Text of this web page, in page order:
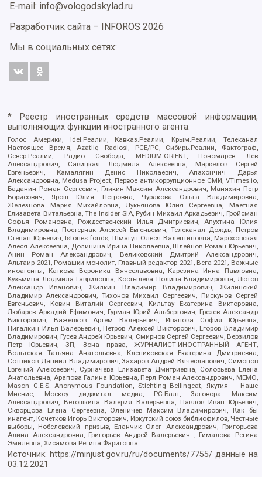
E-mail: info@vologodskylad.ru
Разработчик сайта – INFOROS 2026
Мы в социальных сетях:
* Реестр иностранных средств массовой информации,
выполняющих функции иностранного агента:
Голос Америки, Idel.Реалии, Кавказ.Реалии, Крым.Реалии, Телеканал
Настоящее Время, Azatliq Radiosi, PCE/PC, Сибирь.Реалии, Фактограф,
Север.Реалии, Радио Свобода, MEDIUM-ORIENT, Пономарев Лев
Александрович, Савицкая Людмила Алексеевна, Маркелов Сергей
Евгеньевич, Камалягин Денис Николаевич, Апахончич Дарья
Александровна, Medusa Project, Первое антикоррупционное СМИ, VTimes.io,
Баданин Роман Сергеевич, Гликин Максим Александрович, Маняхин Петр
Борисович, Ярош Юлия Петровна, Чуракова Ольга Владимировна,
Железнова Мария Михайловна, Лукьянова Юлия Сергеевна, Маетная
Елизавета Витальевна, The Insider SIA, Рубин Михаил Аркадьевич, Гройсман
Софья Романовна, Рождественский Илья Дмитриевич, Апухтина Юлия
Владимировна, Постернак Алексей Евгеньевич, Телеканал Дождь, Петров
Степан Юрьевич, Istories fonds, Шмагун Олеся Валентиновна, Мароховская
Алеся Алексеевна, Долинина Ирина Николаевна, Шлейнов Роман Юрьевич,
Анин Роман Александрович, Великовский Дмитрий Александрович,
Альтаир 2021, Ромашки монолит, Главный редактор 2021, Вега 2021, Важные
иноагенты, Каткова Вероника Вячеславовна, Карезина Инна Павловна,
Кузьмина Людмила Гавриловна, Костылева Полина Владимировна, Лютов
Александр Иванович, Жилкин Владимир Владимирович, Жилинский
Владимир Александрович, Тихонов Михаил Сергеевич, Пискунов Сергей
Евгеньевич, Ковин Виталий Сергеевич, Кильтау Екатерина Викторовна,
Любарев Аркадий Ефимович, Гурман Юрий Альбертович, Грезев Александр
Викторович, Важенков Артем Валерьевич, Иванова София Юрьевна,
Пигалкин Илья Валерьевич, Петров Алексей Викторович, Егоров Владимир
Владимирович, Гусев Андрей Юрьевич, Смирнов Сергей Сергеевич, Верзилов
Петр Юрьевич, ЗП, Зона права, ЖУРНАЛИСТ-ИНОСТРАННЫЙ АГЕНТ,
Вольтская Татьяна Анатольевна, Клепиковская Екатерина Дмитриевна,
Сотников Даниил Владимирович, Захаров Андрей Вячеславович, Симонов
Евгений Алексеевич, Сурначева Елизавета Дмитриевна, Соловьева Елена
Анатольевна, Арапова Галина Юрьевна, Перл Роман Александрович, МЕМО,
Mason G.E.S. Anonymous Foundation, Stichting Bellingcat, Якутия – Наше
Мнение, Москоу диджитал медиа, РС-Балт, Заговора Максим
Александрович, Ветошкина Валерия Валерьевна, Павлов Иван Юрьевич,
Скворцова Елена Сергеевна, Оленичев Максим Владимирович, Как бы
инагент, Кочетков Игорь Викторович, Иркутский союз библиофилов, Честные
выборы, Нобелевский призыв, Еланчик Олег Александрович, Григорьева
Алина Александровна, Григорьев Андрей Валерьевич , Гималова Регина
Эмилевна, Хисамова Регина Фаритовна
Источник: https://minjust.gov.ru/ru/documents/7755/ данные на
03.12.2021